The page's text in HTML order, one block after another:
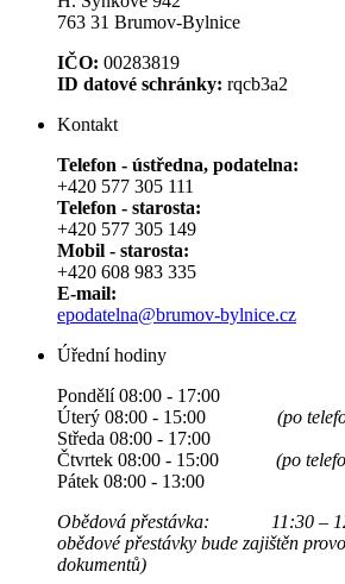
763 31 Brumov-Bylnice
IČO: 00283819
ID datové schránky: rqcb3a2
Kontakt
Telefon - ústředna, podatelna:
+420 577 305 111
Telefon - starosta:
+420 577 305 149
Mobil - starosta:
+420 608 983 335
E-mail:
epodatelna@brumov-bylnice.cz
Úřední hodiny
Pondělí 08:00 - 17:00
Úterý 08:00 - 15:00 (po
Středa 08:00 - 17:00
Čtvrtek 08:00 - 15:00 (po
Pátek 08:00 - 13:00
Obědová přestávka: 11:30 –
obědové přestávky bude zajištěn
dokumentů)